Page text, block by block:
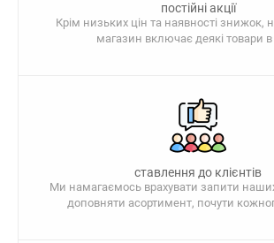
постійні акції
Крім низьких цін та наявності знижок,
магазин включає деякі товари в
ставлення до клієнтів
Ми намагаємось врахувати запити наших
доповняти асортимент, почути